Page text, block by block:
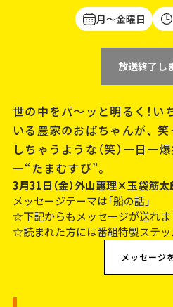
月～金曜日
放送終了し
世の中をパ～ッと明るく！い
いる農家のおばちゃんが、
しちゃうような（笑）一日一
ー“たまむすび”。
3月31日（金）外山惠理×玉袋筋太
メッセージテーマは「船の話」
☆下記からもメッセージが送れま
☆読まれた方には番組特製ステッ
メッセージ